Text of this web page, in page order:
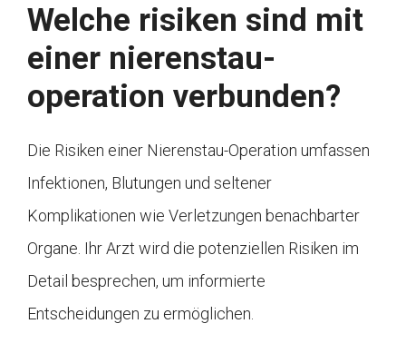
Welche risiken sind mit
einer nierenstau-
operation verbunden?
Die Risiken einer Nierenstau-Operation umfassen
Infektionen, Blutungen und seltener
Komplikationen wie Verletzungen benachbarter
Organe. Ihr Arzt wird die potenziellen Risiken im
Detail besprechen, um informierte
Entscheidungen zu ermöglichen.